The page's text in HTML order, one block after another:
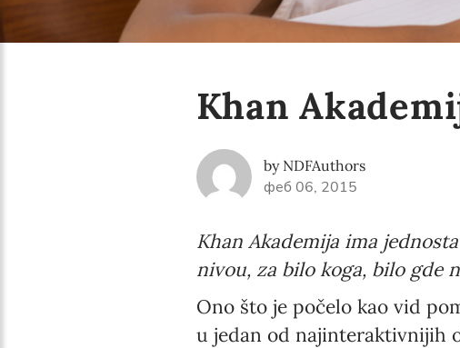
Khan
by NDFAuthors
феб 06, 2015
Khan Akademija ima
nivou, za bilo koga, bilo gde
Ono što je počelo kao vid
u jedan od najinteraktivnijih